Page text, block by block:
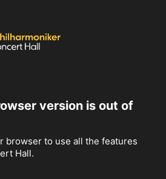
version is out of
browser to use all the features
Hall.